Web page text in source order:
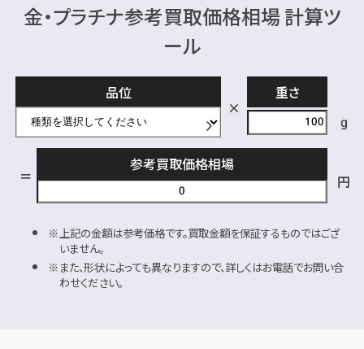
金・プラチナ参考買取価格相場 計算ツ
ール
品位
重さ
g
参考買取価格相場
円
上記の金額は参考価格です。買取金額を保証するものではござ
いません。
また、形状によっても異なりますので、詳しくはお電話でお問い合
わせください。